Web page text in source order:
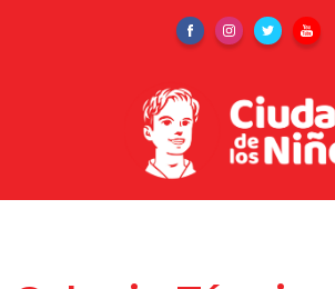
Skip
to